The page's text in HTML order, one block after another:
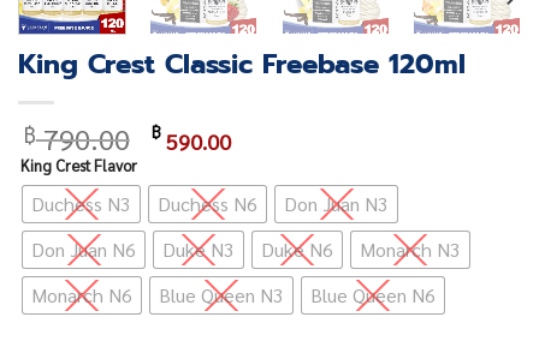
King Crest Classic Freebase 120ml
฿790.00 Original
was:
฿ 790.00.
฿590.00Current
is:
฿ 590.00.
King Crest Flavor
Duchess N3 Duchess N6
Don Juan N3
Don Juan N6
Duke N3 Duke N6
Monarch N3
Monarch N6
Blue Queen N3 Blue Queen N6